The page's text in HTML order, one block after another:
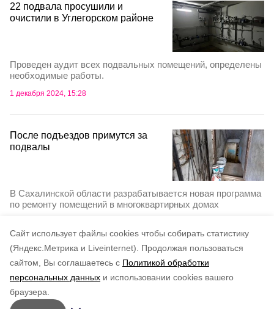
Cайт использует файлы cookies чтобы собирать статистику
(Яндекс.Метрика и Liveinternet).
Продолжая пользоваться
сайтом, Вы соглашаетесь с Политикой обработки
персональных данных и использовании cookies вашего
браузера.
Подписывайтесь на наш Telegram
канал
Рассказываем о главном в районе. Самая актуальная
22 подвала просушили и
очистили в Углегорском районе
Проведен аудит всех подвальных помещений, определены
необходимые работы.
1 декабря 2024, 15:28
После подъездов примутся за
подвалы
В Сахалинской области разрабатывается новая программа
по ремонту помещений в многоквартирных домах